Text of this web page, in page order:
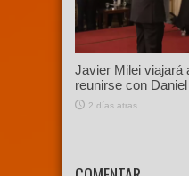
Javier Milei viajará
reunirse con
2 días atras